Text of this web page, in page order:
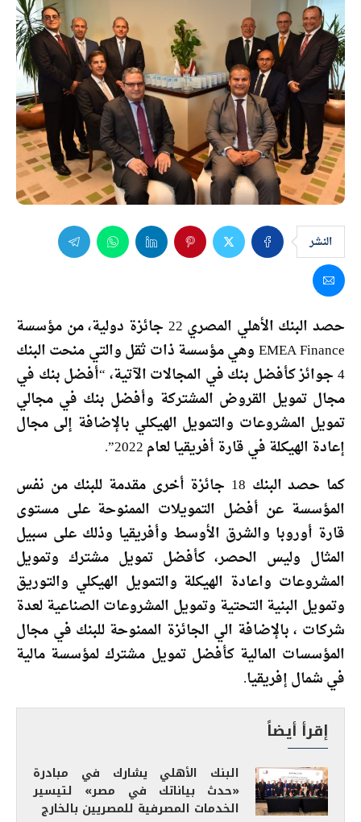
النشر
حصد البنك الأهلي المصري 22 جائزة دولية، من مؤسسة
EMEA Finance وهي مؤسسة ذات ثقل والتي منحت البنك
4 جوائز كأفضل بنك في المجالات الآتية، “أفضل بنك في
مجال تمويل القروض المشتركة وأفضل بنك في مجالي
تمويل المشروعات والتمويل الهيكلي بالإضافة إلى مجال
إعادة الهيكلة في قارة أفريقيا لعام 2022”.
كما حصد البنك 18 جائزة أخرى مقدمة للبنك من نفس
المؤسسة عن أفضل التمويلات الممنوحة على مستوى
قارة أوروبا والشرق الأوسط وأفريقيا وذلك على سبيل
المثال وليس الحصر، كأفضل تمويل مشترك وتمويل
المشروعات واعادة الهيكلة والتمويل الهيكلي والتوريق
وتمويل البنية التحتية وتمويل المشروعات الصناعية لعدة
شركات ، بالإضافة الي الجائزة الممنوحة للبنك في مجال
المؤسسات المالية كأفضل تمويل مشترك لمؤسسة مالية
في شمال إفريقيا.
إقرأ أيضاً
البنك الأهلي يشارك في مبادرة
«حدث بياناتك في مصر» لتيسير
الخدمات المصرفية للمصريين بالخارج